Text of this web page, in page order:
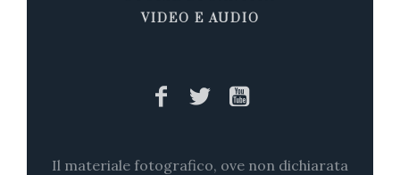
VIDEO E AUDIO
Il materiale fotografico, ove non dichiarata